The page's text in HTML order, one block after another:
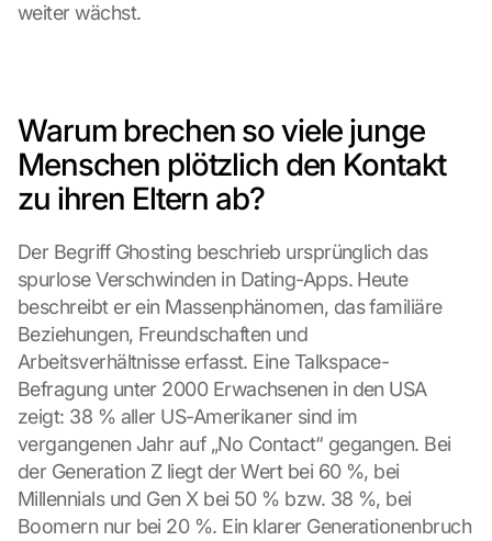
weiter wächst.
Warum brechen so viele junge
Menschen plötzlich den Kontakt
zu ihren Eltern ab?
Der Begriff Ghosting beschrieb ursprünglich das
spurlose Verschwinden in Dating-Apps. Heute
beschreibt er ein Massenphänomen, das familiäre
Beziehungen, Freundschaften und
Arbeitsverhältnisse erfasst. Eine Talkspace-
Befragung unter 2000 Erwachsenen in den USA
zeigt: 38 % aller US-Amerikaner sind im
vergangenen Jahr auf „No Contact“ gegangen. Bei
der Generation Z liegt der Wert bei 60 %, bei
Millennials und Gen X bei 50 % bzw. 38 %, bei
Boomern nur bei 20 %. Ein klarer Generationenbruch